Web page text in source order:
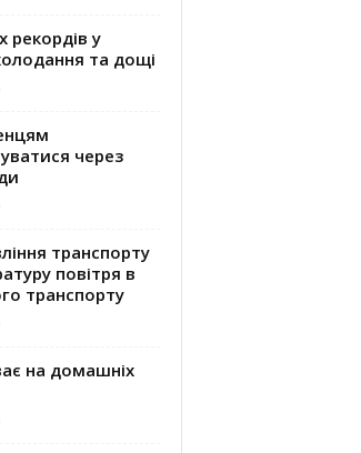
рекордів у
та дощі
через
транспорту
повітря в
транспорту
на домашніх